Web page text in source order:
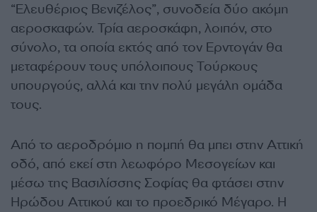
“Ελευθέριος Βενιζέλος”, συνοδεία δύο ακόμη
αεροσκαφών. Τρία αεροσκάφη, λοιπόν, στο
σύνολο, τα οποία εκτός από τον Ερντογάν θα
μεταφέρουν τους υπόλοιπους Τούρκους
υπουργούς, αλλά και την πολύ μεγάλη ομάδα
τους.
Από το αεροδρόμιο η πομπή θα μπει στην Αττική
οδό, από εκεί στη λεωφόρο Μεσογείων και
μέσω της Βασιλίσσης Σοφίας θα φτάσει στην
Ηρώδου Αττικού και το προεδρικό Μέγαρο. Η